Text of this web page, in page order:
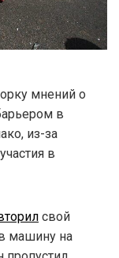
мнений о
в
из-за
в
свой
машину на